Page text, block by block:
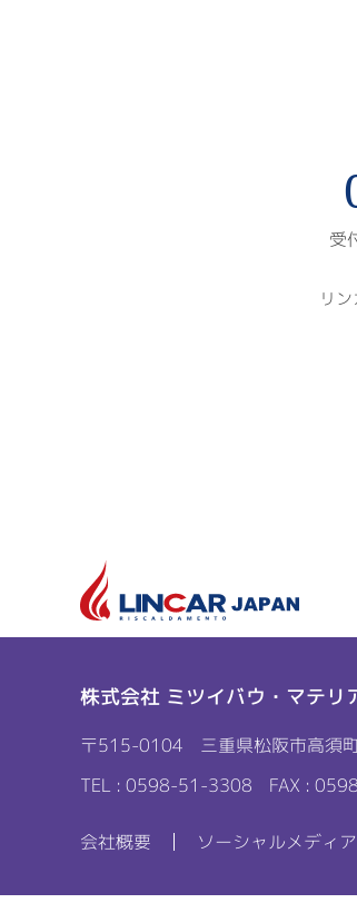
受
リ
株式会社 ミツイバウ・マテリ
〒515-0104
三重県松阪市高須
TEL : 0598-51-3308
FAX :
会社概要 ソーシャルメディ